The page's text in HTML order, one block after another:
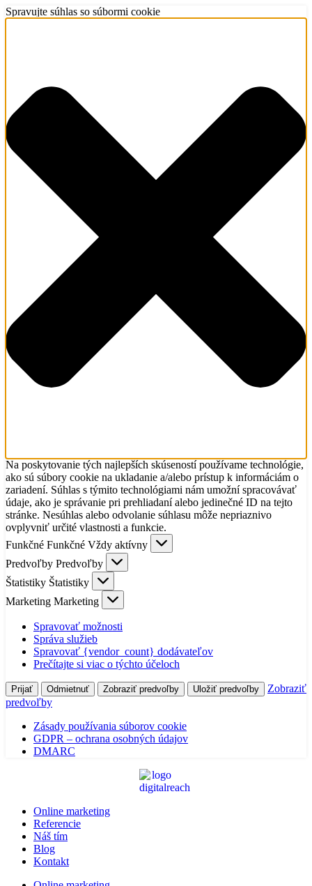
Spravujte súhlas so súbormi cookie
Na poskytovanie tých najlepších skúseností používame technológie,
ako sú súbory cookie na ukladanie a/alebo prístup k informáciám o
zariadení. Súhlas s týmito technológiami nám umožní spracovávať
údaje, ako je správanie pri prehliadaní alebo jedinečné ID na tejto
stránke. Nesúhlas alebo odvolanie súhlasu môže nepriaznivo
ovplyvniť určité vlastnosti a funkcie.
Funkčné Funkčné Vždy aktívny
Predvoľby Predvoľby
Štatistiky Štatistiky
Marketing Marketing
Spravovať možnosti
Správa služieb
Spravovať {vendor_count} dodávateľov
Prečítajte si viac o týchto účeloch
Prijať Odmietnuť Zobraziť predvoľby Uložiť predvoľby
Zobraziť
predvoľby
Zásady používania súborov cookie
GDPR – ochrana osobných údajov
DMARC
Online marketing
Referencie
Náš tím
Blog
Kontakt